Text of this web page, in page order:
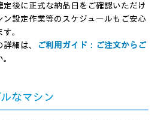
後に正式な納品日をご確認いただけ
ン設定作業等のスケジュールもご安心
。
細は、
ご利用ガイド：ご注文からご
なマシン